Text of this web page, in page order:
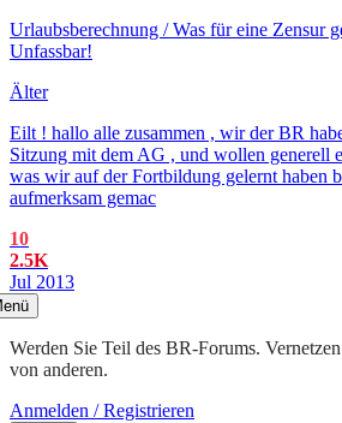
Urlaubsberechnung / Was für eine Zensur
Unfassbar!
Älter
Eilt ! hallo alle zusammen , wir der BR
Sitzung mit dem AG , und wollen generell
was wir auf der Fortbildung gelernt haben
aufmerksam gemac
10
2.5K
Jul 2013
Werden Sie Teil des BR-Forums.
von anderen.
Anmelden / Registrieren